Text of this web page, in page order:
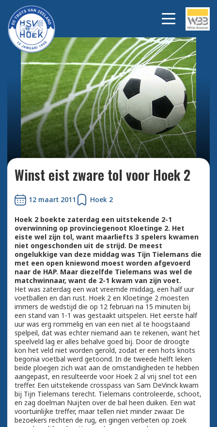
Bekijk alle foto's
Winst eist zware tol voor Hoek 2
12 maart 2011 Hoek 2
Hoek 2 boekte zaterdag een uitstekende 2-1
overwinning op provinciegenoot Kloetinge 2. Het
eiste wel zijn tol, want maarliefts 3 spelers kwamen
niet ongeschonden uit de strijd. De meest
ongelukkige van deze middag was Tijn Tielemans die
met een open kniewond moest worden afgevoerd
naar de HAP. Maar diezelfde Tielemans was wel de
matchwinnaar, want de 2-1 kwam van zijn voet.
Het was zaterdag een wat vreemde middag, een half uur
voetballen en dan rust. Hoek 2 en Kloetinge 2 moesten
immers de wedstijd die op 12 februari na 15 minuten bij
een stand van 1-1 was gestaakt uitspelen. Het eerste half
uur was erg rommelig en van een niet al te hoogstaand
spelpeil, dat was echter niemand aan te rekenen, want het
speelveld lag er alles behalve goed bij. Door de droogte
kon het veld niet worden gerold, zodat er een hots knots
begonia voetbal werd getoond. In de tweede helft leken
beide ploegen zich wat aan de omstandigheden te hebben
aangepast, en resulteerde voor Hoek 2 al vrij snel tot een
treffer. Een uitstekende crosspass van Sam DeVinck kwam
bij Tijn Tielemans terecht. Tielemans controleerde, schoot,
en zag doelman Nuijten over de bal heen duiken. Een wat
voortuinlijke treffer, maar tellen niet minder zwaar. De
bezoekers rechten de rug, en gingen verbeten op zoek